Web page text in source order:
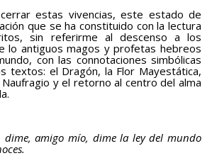
estas vivencias, este estado de
que se ha constituido con la lectura
sin referirme al descenso a los
lo antiguos magos y profetas hebreos
con las connotaciones simbólicas
textos: el Dragón, la Flor Mayestática,
y el retorno al centro del alma
dime, amigo mío, dime la ley del mundo